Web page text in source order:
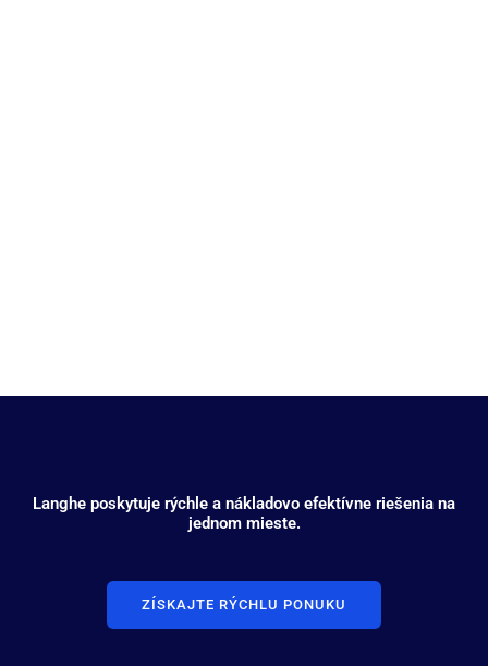
Langhe poskytuje rýchle a nákladovo efektívne riešenia na
jednom mieste.
ZÍSKAJTE RÝCHLU PONUKU